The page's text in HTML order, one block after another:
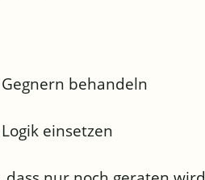
behandeln
einsetzen